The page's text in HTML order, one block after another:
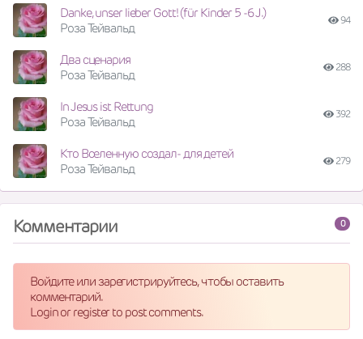
Danke, unser lieber Gott! (für Kinder 5 -6 J.)
Роза Тейвальд
94
Два сценария
Роза Тейвальд
288
In Jesus ist Rettung
Роза Тейвальд
392
Кто Вселенную создал- для детей
Роза Тейвальд
279
0
Комментарии
Войдите или зарегистрируйтесь, чтобы оставить
комментарий.
Login or register to post comments.